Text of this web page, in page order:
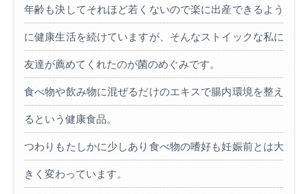
年齢も決してそれほど若くないので楽に出産できるよう
に健康生活を続けていますが、そんなストイックな私に
友達が薦めてくれたのが菌のめぐみです。
食べ物や飲み物に混ぜるだけのエキスで腸内環境を整え
るという健康食品。
つわりもたしかに少しあり食べ物の嗜好も妊娠前とは大
きく変わっています。